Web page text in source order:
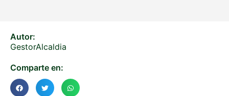
Autor:
GestorAlcaldia
Comparte en: